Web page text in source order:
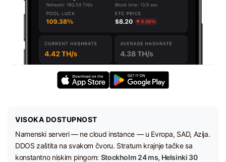
VISOKA DOSTUPNOST
Namenski serveri — ne cloud instance — u Evropa, SAD, Azija.
DDOS zaštita na svakom čvoru. Stratum krajnje tačke sa
konstantno niskim pingom: Stockholm 24 ms, Helsinki 30